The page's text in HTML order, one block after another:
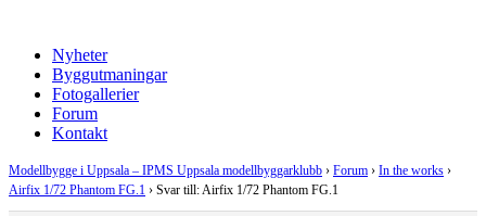
Nyheter
Byggutmaningar
Fotogallerier
Forum
Kontakt
Modellbygge i Uppsala – IPMS Uppsala modellbyggarklubb › Forum › In the works ›
Airfix 1/72 Phantom FG.1 › Svar till: Airfix 1/72 Phantom FG.1